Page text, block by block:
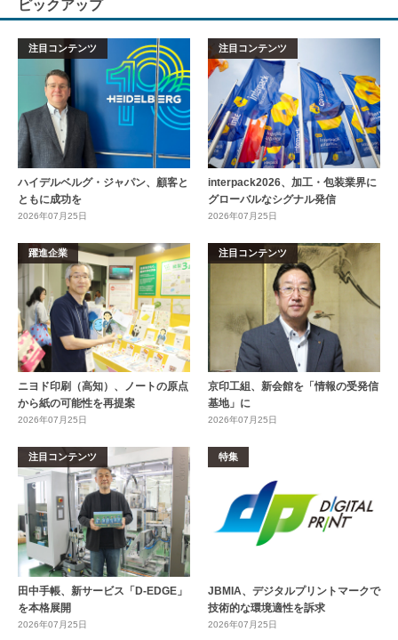
ピックアップ
注目コンテンツ
ハイデルベルグ・ジャパン、顧客と
ともに成功を
2026年07月25日
注目コンテンツ
interpack2026、加工・包装業界に
グローバルなシグナル発信
2026年07月25日
躍進企業
ニヨド印刷（高知）、ノートの原点
から紙の可能性を再提案
2026年07月25日
注目コンテンツ
京印工組、新会館を「情報の受発信
基地」に
2026年07月25日
注目コンテンツ
田中手帳、新サービス「D-EDGE」
を本格展開
2026年07月25日
特集
JBMIA、デジタルプリントマークで
技術的な環境適性を訴求
2026年07月25日